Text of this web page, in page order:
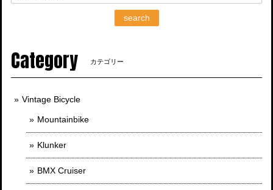
search
Category カテゴリー
Vintage Bicycle
Mountainbike
Klunker
BMX Cruiser